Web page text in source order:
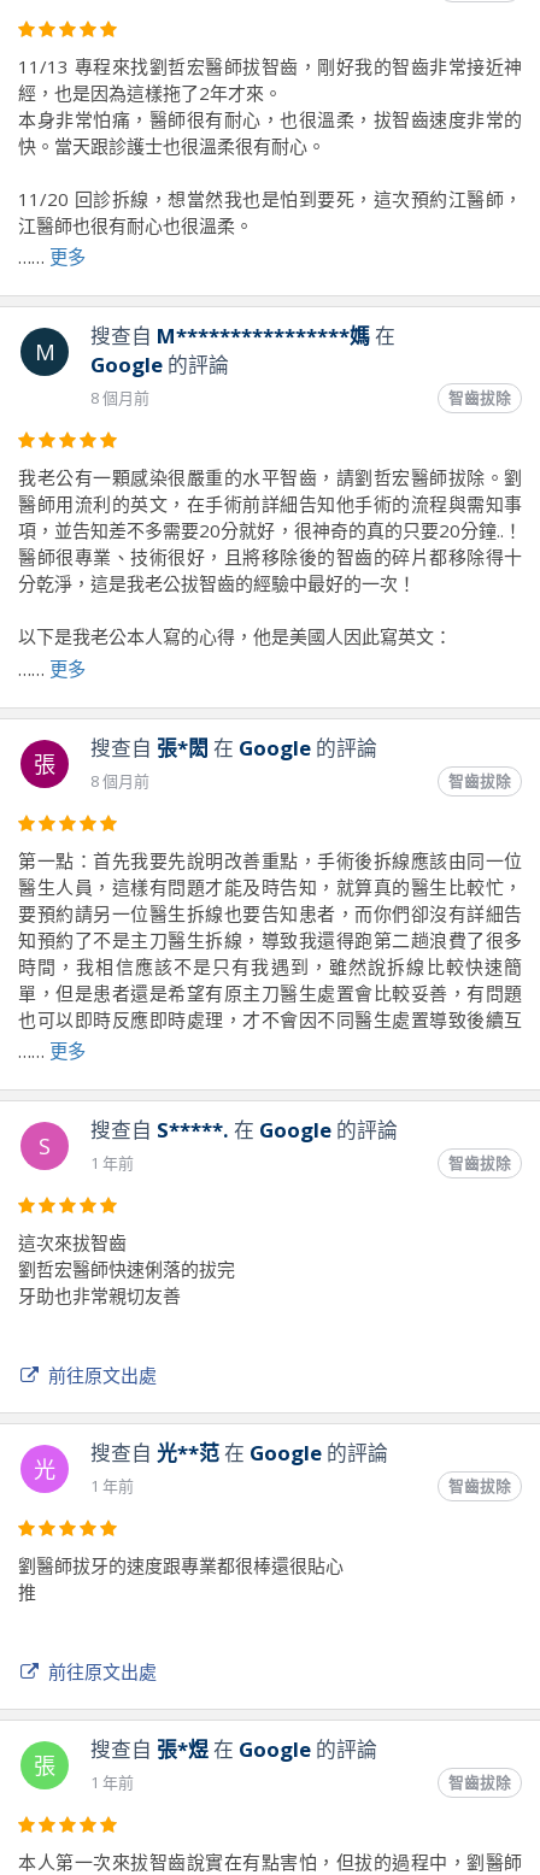
11/13 專程來找劉哲宏醫師拔智齒，剛好我的智齒非常接近神
經，也是因為這樣拖了2年才來。
本身非常怕痛，醫師很有耐心，也很溫柔，拔智齒速度非常的
快。當天跟診護士也很溫柔很有耐心。
11/20 回診拆線，想當然我也是怕到要死，這次預約江醫師，
江醫師也很有耐心也很溫柔。
驗，打破了我對牙醫師護士的刻板印象
前往原文出處
…… 更多
M
搜查自 M****************媽在
Google的評論
8 個月前 智齒拔除
我老公有一顆感染很嚴重的水平智齒，請劉哲宏醫師拔除。劉
醫師用流利的英文，在手術前詳細告知他手術的流程與需知事
項，並告知差不多需要20分就好，很神奇的真的只要20分鐘..！
醫師很專業、技術很好，且將移除後的智齒的碎片都移除得十
分乾淨，這是我老公拔智齒的經驗中最好的一次！
以下是我老公本人寫的心得，他是美國人因此寫英文：
is great, and he explained everything throughout the entire
process, which is so helpful. He predicted the procedure to
take about 20 minutes, and he was spot on! This was the
best extraction I've ever had. Fast, easy, no debris leftover
to cause an infection. I highly recommend Dr. Liu!
前往原文出處
…… 更多
張
搜查自 張*閎 在 Google的評論
8 個月前 智齒拔除
第一點：首先我要先說明改善重點，手術後拆線應該由同一位
醫生人員，這樣有問題才能及時告知，就算真的醫生比較忙，
要預約請另一位醫生拆線也要告知患者，而你們卻沒有詳細告
知預約了不是主刀醫生拆線，導致我還得跑第二趟浪費了很多
時間，我相信應該不是只有我遇到，雖然說拆線比較快速簡
單，但是患者還是希望有原主刀醫生處置會比較妥善，有問題
也可以即時反應即時處理，才不會因不同醫生處置導致後續互
踢問題情況發生。
第二點：首先我要跟林佑達醫生說聲抱歉，當天因為覺得櫃檯
人員沒有事先說明幫我預約了您替我拆線，當下給您的態度有
點不滿不是針對您，非常抱歉當下是在氣沒有告知的情況下預
約了不同醫生導致我還得跑第二趟，請您不要介意，我只是希
望都給同一位醫生處理比較不會有一些問題，畢竟每個醫生都
有自己一套推理跟處理方式，我相信貴診所每一位醫生都相當
專業，只是我個人比較習慣同一位醫師，（林佑達醫師對您我
非常抱歉）也謝謝您當下耐心的跟我說明。
感非常低，相當厲害，感謝貴診所幫我處理我牙齒的問題，期
望可以改善我以上第一點說明的問題，才不會造成日後有患者
的疑問跟不滿，我會持續推薦親戚朋友到貴診所處理牙齒問
題，祝貴診所生意興隆，感謝每位醫生與櫃檯小姐。
前往原文出處
…… 更多
S
搜查自 S*****. 在 Google的評論
1 年前 智齒拔除
這次來拔智齒
劉哲宏醫師快速俐落的拔完
牙助也非常親切友善
前往原文出處
光
搜查自 光**范在 Google的評論
1 年前 智齒拔除
劉醫師拔牙的速度跟專業都很棒還很貼心
推
前往原文出處
張
搜查自 張*煜在 Google的評論
1 年前 智齒拔除
本人第一次來拔智齒說實在有點害怕，但拔的過程中，劉醫師